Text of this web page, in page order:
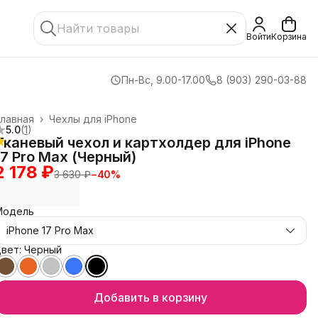
ВойтиКорзина
Пн-Вс, 9.00-17.00 8 (903) 290-03-88
Чехлы для iPhone
›
5.0(1)
чехол и картхолдер для iPhone
Pro Max (Черный)
178 ₽3 630 ₽−40%
iPhone 17 Pro Max
Черный
Добавить в корзину